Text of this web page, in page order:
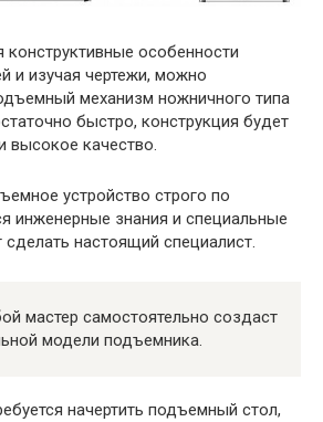
особенности
и изучая чертежи, можно
механизм ножничного типа
быстро, конструкция будет
высокое качество.
устройство строго по
инженерные знания и специальные
настоящий специалист.
мастер самостоятельно создаст
модели подъемника.
начертить подъемный стол,